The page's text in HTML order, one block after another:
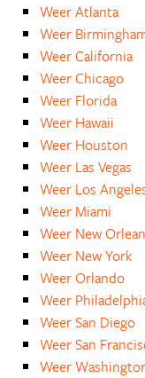
Weer Atlanta
Weer
Weer California
Weer Chicago
Weer Florida
Weer Hawaii
Weer Houston
Weer Las Vegas
Weer Los
Weer Miami
Weer New
Weer New York
Weer Orlando
Weer
Weer San Diego
Weer San
Weer